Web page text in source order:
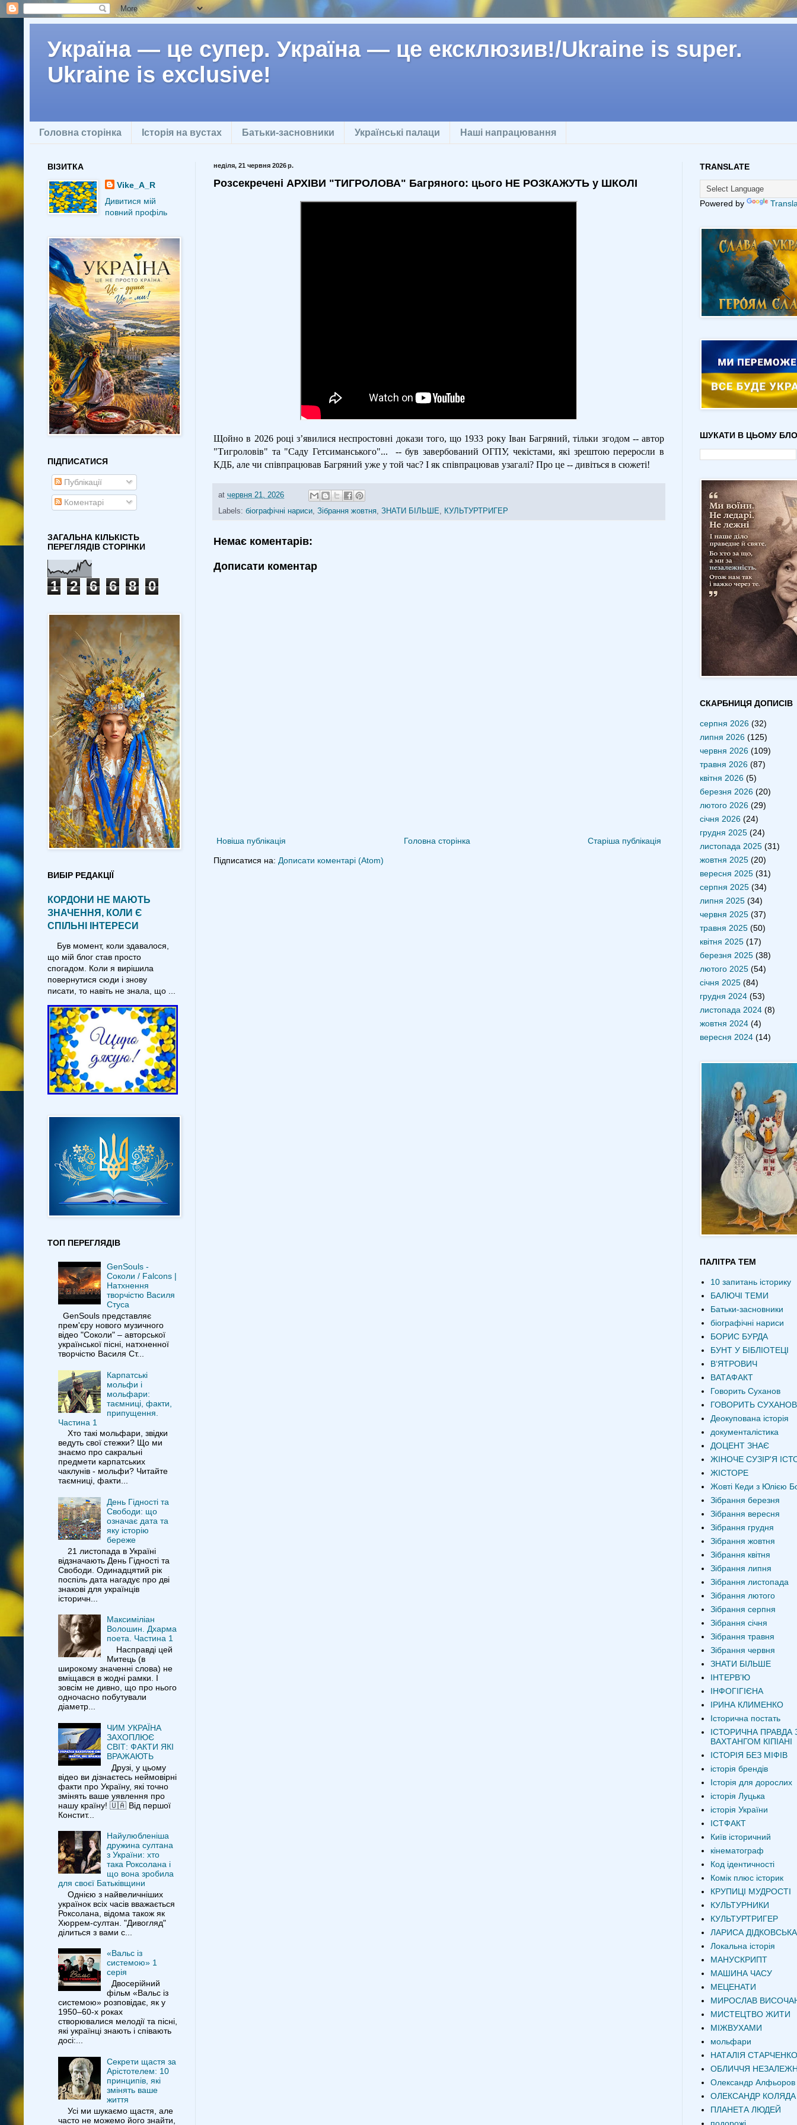
Україна — це супер. Україна — це ексклюзив!/Ukraine is super.
Ukraine is exclusive!
Головна сторінка Історія на вустах Батьки-засновники Українські палаци Наші напрацювання
неділя, 21 червня 2026 р.
Розсекречені АРХІВИ "ТИГРОЛОВА" Багряного: цього НЕ РОЗКАЖУТЬ у ШКОЛІ
Щойно в 2026 році зʼявилися неспростовні докази того, що 1933 року Іван Багряний, тільки згодом -- автор
"Тигроловів" та "Саду Гетсиманського"...
-- був завербований ОГПУ, чекістами, які зрештою переросли в
КДБ, але чи співпрацював Багряний уже у той час? І як співпрацював узагалі? Про це -- дивіться в сюжеті!
at червня 21, 2026
Labels: біографічні нариси, Зібрання жовтня, ЗНАТИ БІЛЬШЕ, КУЛЬТУРТРИГЕР
Немає коментарів:
Дописати коментар
Новіша публікація Старіша публікація
Головна сторінка
Підписатися на: Дописати коментарі (Atom)
ВІЗИТКА
Vike_A_R
Дивитися мій
повний профіль
ПІДПИСАТИСЯ
Публікації
Коментарі
ЗАГАЛЬНА КІЛЬКІСТЬ
ПЕРЕГЛЯДІВ СТОРІНКИ
1 2 6 6 8 0
ВИБІР РЕДАКЦІЇ
КОРДОНИ НЕ МАЮТЬ
ЗНАЧЕННЯ, КОЛИ Є
СПІЛЬНІ ІНТЕРЕСИ
Був момент, коли здавалося,
що мій блог став просто
спогадом. Коли я вирішила
повернутися сюди і знову
писати, то навіть не знала, що ...
ТОП ПЕРЕГЛЯДІВ
GenSouls -
Соколи / Falcons |
Натхнення
творчістю Василя
Стуса
GenSouls представляє
прем'єру нового музичного
відео "Соколи" – авторської
української пісні, натхненної
творчістю Василя Ст...
Карпатські
мольфи і
мольфари:
таємниці, факти,
припущення.
Частина 1
Хто такі мольфари, звідки
ведуть свої стежки? Що ми
знаємо про сакральні
предмети карпатських
чаклунів - мольфи? Читайте
таємниці, факти...
День Гідності та
Свободи: що
означає дата та
яку історію
береже
21 листопада в Україні
відзначають День Гідності та
Свободи. Одинадцятий рік
поспіль дата нагадує про дві
знакові для українців
історичн...
Максиміліан
Волошин. Дхарма
поета. Частина 1
Насправді цей
Митець (в
широкому значенні слова) не
вміщався в жодні рамки. І
зовсім не дивно, що про нього
одночасно побутували
діаметр...
ЧИМ УКРАЇНА
ЗАХОПЛЮЄ
СВІТ: ФАКТИ ЯКІ
ВРАЖАЮТЬ
Друзі, у цьому
відео ви дізнаєтесь неймовірні
факти про Україну, які точно
змінять ваше уявлення про
нашу країну! 🇺🇦 Від першої
Констит...
Найулюбленіша
дружина султана
з України: хто
така Роксолана і
що вона зробила
для своєї Батьківщини
Однією з найвеличніших
українок всіх часів вважається
Роксолана, відома також як
Хюррем-султан. "Дивогляд"
ділиться з вами с...
«Вальс із
системою» 1
серія
Двосерійний
фільм «Вальс із
системою» розповідає, як у
1950–60-х роках
створювалися мелодії та пісні,
які українці знають і співають
досі:...
Секрети щастя за
Арістотелем: 10
принципів, які
змінять ваше
життя
Усі ми шукаємо щастя, але
часто не можемо його знайти,
TRANSLATE
Powered by
ШУКАТИ В ЦЬОМУ
СКАРБНИЦЯ ДОПИСІВ
серпня 2026 (32)
липня 2026 (125)
червня 2026 (109)
травня 2026 (87)
квітня 2026 (5)
березня 2026 (20)
лютого 2026 (29)
січня 2026 (24)
грудня 2025 (24)
листопада 2025 (31)
жовтня 2025 (20)
вересня 2025 (31)
серпня 2025 (34)
липня 2025 (34)
червня 2025 (37)
травня 2025 (50)
квітня 2025 (17)
березня 2025 (38)
лютого 2025 (54)
січня 2025 (84)
грудня 2024 (53)
листопада 2024 (8)
жовтня 2024 (4)
вересня 2024 (14)
ПАЛІТРА ТЕМ
10 запитань історику
БАЛЮЧІ ТЕМИ
Батьки-засновники
біографічні нариси
БОРИС БУРДА
БУНТ У БІБЛІОТЕЦІ
В‘ЯТРОВИЧ
ВАТАФАКТ
Говорить Суханов
ГОВОРИТЬ СУХАНОВ
Деокупована історія
документалістика
ДОЦЕНТ ЗНАЄ
ЖІНОЧЕ СУЗІР'Я
ЖІСТОРЕ
Жовті Кеди з Юлією
Зібрання березня
Зібрання вересня
Зібрання грудня
Зібрання жовтня
Зібрання квітня
Зібрання липня
Зібрання листопада
Зібрання лютого
Зібрання серпня
Зібрання січня
Зібрання травня
Зібрання червня
ЗНАТИ БІЛЬШЕ
ІНТЕРВʼЮ
ІНФОГІГІЄНА
ІРИНА КЛИМЕНКО
Історична постать
ІСТОРИЧНА ПРАВДА
ВАХТАНГОМ КІПІАНІ
ІСТОРІЯ БЕЗ МІФІВ
історія брендів
Історія для дорослих
історія Луцька
історія України
ІСТФАКТ
Київ історичний
кінематограф
Код ідентичності
Комік плюс історик
КРУПИЦІ МУДРОСТІ
КУЛЬТУРНИКИ
КУЛЬТУРТРИГЕР
ЛАРИСА ДІДКОВСЬКА
Локальна історія
МАНУСКРИПТ
МАШИНА ЧАСУ
МЕЦЕНАТИ
МИРОСЛАВ
МИСТЕЦТВО ЖИТИ
МІЖВУХАМИ
мольфари
НАТАЛІЯ СТАРЧЕНКО
ОБЛИЧЧЯ
Олександр Алфьоров
ОЛЕКСАНДР КОЛЯДА
ПЛАНЕТА ЛЮДЕЙ
подорожі